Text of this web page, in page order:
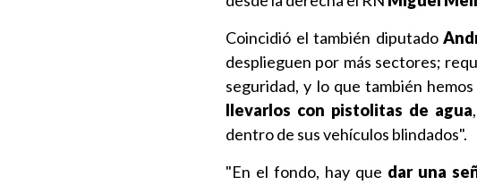
Coincidió el también diputado
desplieguen por más sectores;
seguridad, y lo que también
llevarlos con pistolitas de agua
dentro de sus vehículos blindados".
"En el fondo, hay que dar una